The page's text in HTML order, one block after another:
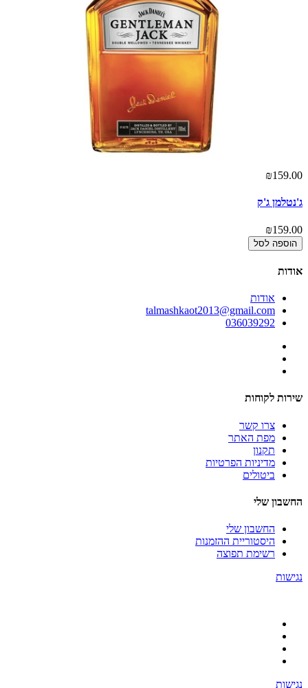
₪159.00
ג'נטלמן ג'ק
₪159.00
הוספה לסל
אודות
אודות
talmashkaot2013@gmail.com
036039292
שירות לקוחות
צרו קשר
מפת האתר
תקנון
מדיניות הפרטיות
ביטולים
החשבון שלי
החשבון שלי
היסטוריית ההזמנות
רשימת תפוצה
נגישות
נגישות